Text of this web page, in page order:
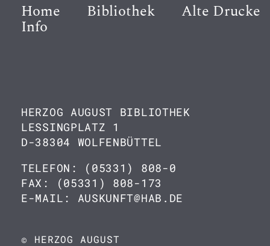
Home Bibliothek Alte Drucke
Info
HERZOG AUGUST BIBLIOTHEK
LESSINGPLATZ 1
D-38304 WOLFENBÜTTEL
TELEFON: (05331) 808-0
FAX: (05331) 808-173
E-MAIL: AUSKUNFT@HAB.DE
© HERZOG AUGUST